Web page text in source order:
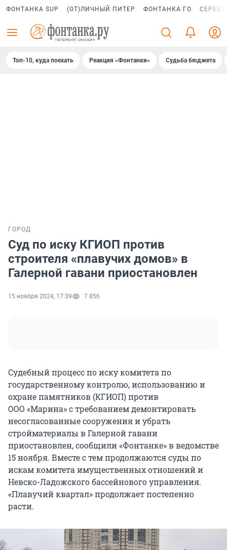
ФОНТАНКА SUP (ОТ)ЛИЧНЫЙ ПИТЕР ФОНТАНКА ГО
Топ-10, куда поехать Реакция «Фонтанки» Судьба бюджета
ГОРОД
Суд по иску КГИОП против
строителя «плавучих домов» в
Галерной гавани приостановлен
15 ноября 2024, 17:39 7 856
Судебный процесс по иску комитета по
государственному контролю, использованию и
охране памятников (КГИОП) против
ООО «Марина» с требованием демонтировать
несогласованные сооружения и убрать
стройматериалы в Галерной гавани
приостановлен, сообщили «Фонтанке» в ведомстве
15 ноября. Вместе с тем продолжаются суды по
искам комитета имущественных отношений и
Невско-Ладожского бассейнового управления.
«Плавучий квартал» продолжает постепенно
расти.